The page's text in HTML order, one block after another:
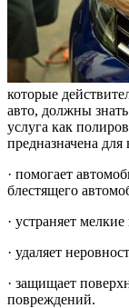
которые
авто, должны
услуга как
предназначена
· помогает
блестящего
· устраняет
· удаляет
· защищает
повреждений.